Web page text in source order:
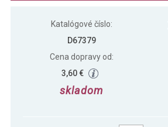
Katalógové číslo:
D67379
Cena dopravy od:
3,60 €
skladom